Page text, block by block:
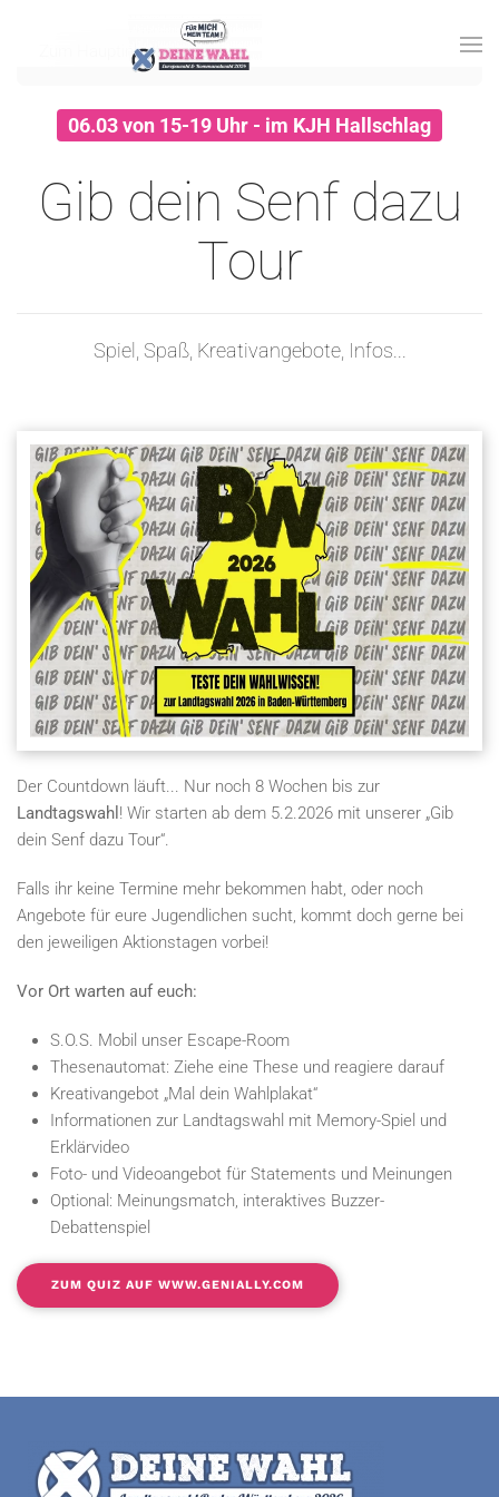
Zum Hauptinhalt springen
06.03 von 15-19 Uhr - im KJH Hallschlag
Gib dein Senf dazu
Tour
Spiel, Spaß, Kreativangebote, Infos...
Der Countdown läuft... Nur noch 8 Wochen bis zur
Landtagswahl ! Wir starten ab dem 5.2.2026 mit unserer „Gib
dein Senf dazu Tour“.
Falls ihr keine Termine mehr bekommen habt, oder noch
Angebote für eure Jugendlichen sucht, kommt doch gerne bei
den jeweiligen Aktionstagen vorbei!
Vor Ort warten auf euch:
S.O.S. Mobil unser Escape-Room
Thesenautomat: Ziehe eine These und reagiere darauf
Kreativangebot „Mal dein Wahlplakat“
Informationen zur Landtagswahl mit Memory-Spiel und
Erklärvideo
Foto- und Videoangebot für Statements und Meinungen
Optional: Meinungsmatch, interaktives Buzzer-
Debattenspiel
ZUM QUIZ AUF WWW.GENIALLY.COM